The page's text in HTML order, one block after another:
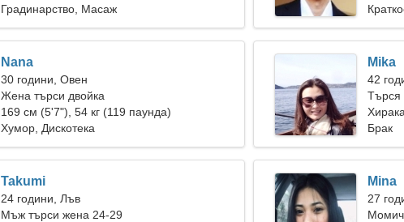
Градинарство, Масаж
Nana
30 години, Овен
Жена търси двойка
169 см (5'7"), 54 кг (119 паунда)
Хумор, Дискотека
Mika
42
Търся
Брак
Takumi
24 години, Лъв
Мъж търси жена 24-29
Mina
27